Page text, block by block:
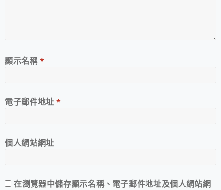
顯示名稱*
電子郵件地址*
個人網站網址
在瀏覽器中儲存顯示名稱、電子郵件地址及個人網站網